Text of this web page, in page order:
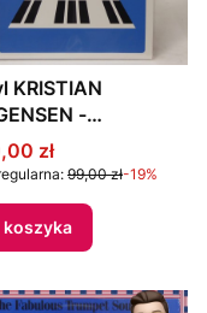
KRISTIAN
-
"
promocyjna
zł
99,00 zł-19%
koszyka